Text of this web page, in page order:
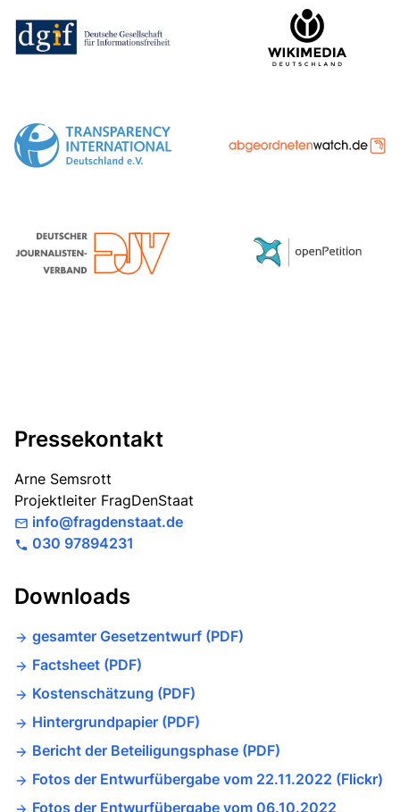
Pressekontakt
Arne Semsrott
Projektleiter FragDenStaat
info@fragdenstaat.de
030 97894231
Downloads
gesamter Gesetzentwurf (PDF)
Factsheet (PDF)
Kostenschätzung (PDF)
Hintergrundpapier (PDF)
Bericht der Beteiligungsphase (PDF)
Fotos der Entwurfübergabe vom 22.11.2022 (Flickr)
Fotos der Entwurfübergabe vom 06.10.2022